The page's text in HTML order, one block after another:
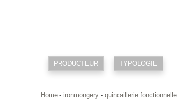
PRODUCTEUR TYPOLOGIE
Home - ironmongery - quincaillerie fonctionnelle